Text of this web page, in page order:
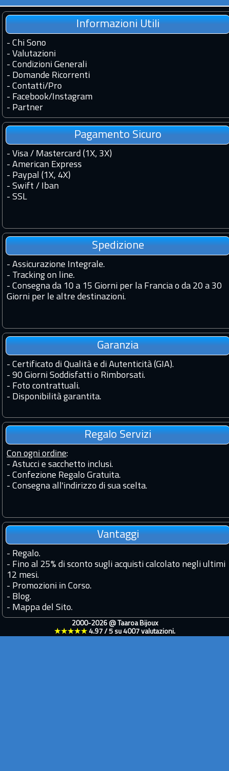
Informazioni Utili
- Chi Sono
- Valutazioni
- Condizioni Generali
- Domande Ricorrenti
- Contatti/Pro
- Facebook/ Instagram
- Partner
Pagamento Sicuro
- Visa / Mastercard (1X, 3X)
- American Express
- Paypal (1X, 4X)
- Swift / Iban
- SSL
Spedizione
- Assicurazione Integrale.
- Tracking on line.
- Consegna da 10 a 15 Giorni per la Francia o da 20 a 30
Giorni per le altre destinazioni.
Garanzia
- Certificato di Qualità e di Autenticità (GIA).
- 90 Giorni Soddisfatti o Rimborsati.
- Foto contrattuali.
- Disponibilità garantita.
Regalo Servizi
Con ogni ordine:
- Astucci e sacchetto inclusi.
- Confezione Regalo Gratuita.
- Consegna all'indirizzo di sua scelta.
Vantaggi
- Regalo.
- Fino al 25% di sconto sugli acquisti calcolato negli ultimi
12 mesi.
- Promozioni in Corso.
- Blog.
- Mappa del Sito.
2000-2026 @ Taaroa Bijoux
★★★★★ 4.97/ 5su 4007valutazioni.